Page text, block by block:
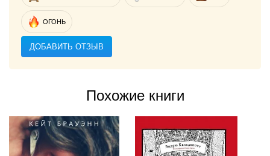
ОГОНЬ
ДОБАВИТЬ ОТЗЫВ
Похожие книги